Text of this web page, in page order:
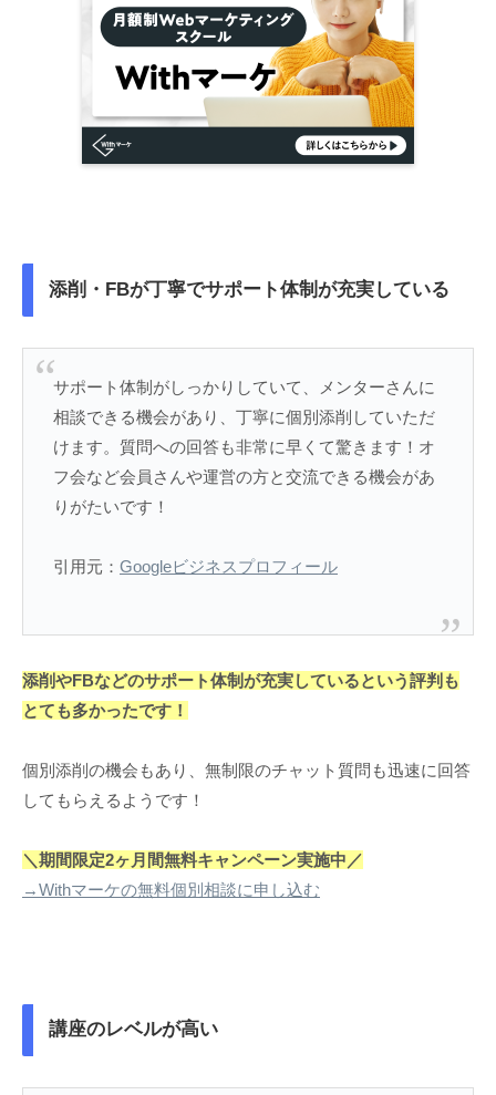
添削・FBが丁寧でサポート体制が充実している
サポート体制がしっかりしていて、メンターさんに
相談できる機会があり、丁寧に個別添削していただ
けます。質問への回答も非常に早くて驚きます！オ
フ会など会員さんや運営の方と交流できる機会があ
りがたいです！
引用元： Googleビジネスプロフィール
添削やFBなどのサポート体制が充実しているという評判も
とても多かったです！
個別添削の機会もあり、無制限のチャット質問も迅速に回答
してもらえるようです！
＼期間限定2ヶ月間無料キャンペーン実施中／
→Withマーケの無料個別相談に申し込む
講座のレベルが高い